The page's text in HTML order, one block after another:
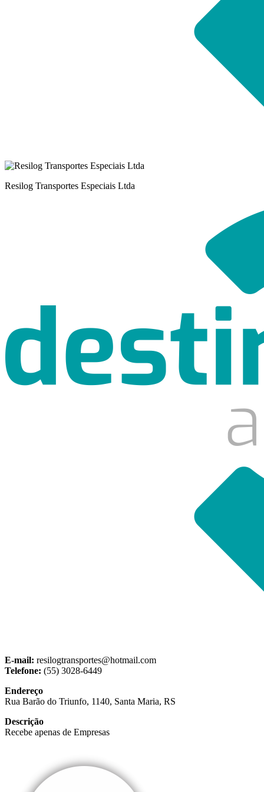
Resilog Transportes Especiais Ltda
E-mail: resilogtransportes@hotmail.com
Telefone: (55) 3028-6449
Endereço
Rua Barão do Triunfo, 1140, Santa Maria, RS
Descrição
Recebe apenas de Empresas